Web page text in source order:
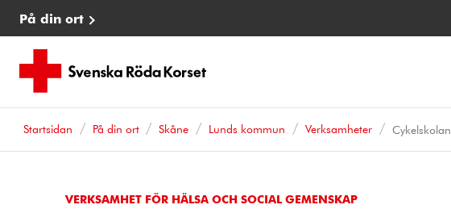
På din ort
Startsidan På din ort Skåne Lunds kommun Verksamheter Cykelskolan
VERKSAMHET FÖR HÄLSA OCH SOCIAL GEMENSKAP